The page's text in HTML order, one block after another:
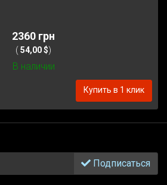
2360 грн
(54,00 $)
В наличии
Купить в 1 клик
Подписаться